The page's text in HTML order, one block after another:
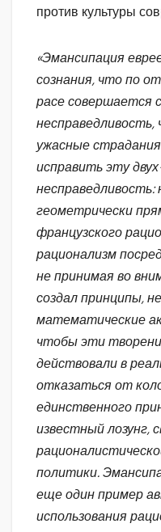
против культуры
«Эмансипация
сознания, что по
расе совершается
ужасные
исправить эту
геометрически
французского
рационализм
не принимая во
создал принципы,
математические
чтобы эти
действовали в
отказаться от
единственного
известный лозунг,
политики.
еще один пример
использования